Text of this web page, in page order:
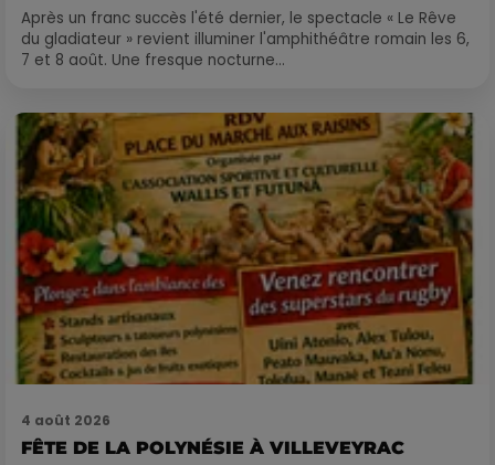
Après un franc succès l'été dernier, le spectacle « Le Rêve
du gladiateur » revient illuminer l'amphithéâtre romain les 6,
7 et 8 août. Une fresque nocturne...
4 août 2026
FÊTE DE LA POLYNÉSIE À VILLEVEYRAC